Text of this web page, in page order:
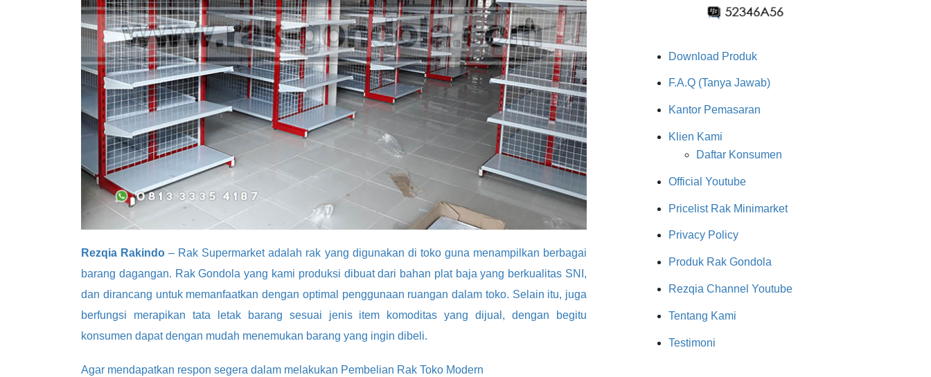
Rezqia Rakindo – Rak Supermarket adalah rak yang digunakan di toko guna menampilkan berbagai
barang dagangan. Rak Gondola yang kami produksi dibuat dari bahan plat baja yang berkualitas SNI,
dan dirancang untuk memanfaatkan dengan optimal penggunaan ruangan dalam toko. Selain itu, juga
berfungsi merapikan tata letak barang sesuai jenis item komoditas yang dijual, dengan begitu
konsumen dapat dengan mudah menemukan barang yang ingin dibeli.
Agar mendapatkan respon segera dalam melakukan Pembelian Rak Toko Modern
Download Produk
F.A.Q (Tanya Jawab)
Kantor Pemasaran
Klien Kami
Daftar Konsumen
Official Youtube
Pricelist Rak Minimarket
Privacy Policy
Produk Rak Gondola
Rezqia Channel Youtube
Tentang Kami
Testimoni